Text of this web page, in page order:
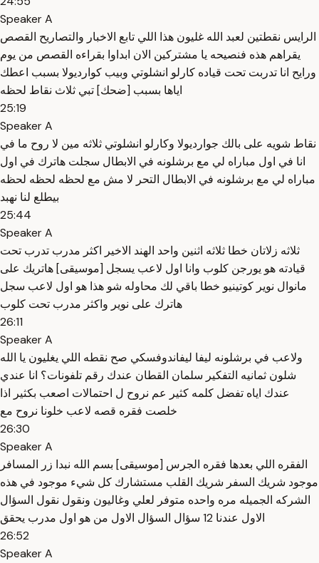
Speaker A
الرايس نقطتين لعبد الله غليون هذا اللي تابع الاخبار والتصاريح القصص
يقراهم هذه فنصيحه يا مشتركين الان ابداوا بقراءه القصص من يوم
ورايح انا تدربت تحت قياده كارلو انشلوتي وبيب كوارديولا بسبب اعطك
اياها بسبب [ضحك] تبي ثلاث نقاط لحظه
25:19
Speaker A
نقاط شويه على بالك جوارديولا وكارلو انشلوتي ثلاثه مين لا روح ما في
انا في اول مباراه لي مع برشلونه في الابطال سجلت هاترك في اول
مباراه لي مع برشلونه في الابطال التحر لا مش مع لحظه لحظه لحظه
بيطلع لنا نهبد
25:44
Speaker A
ثلاثه زلاتان خطا ثلاثه اثنين واحد الهند الاخير اكثر مدرب تدرب تحت
قيادته هو يورجن كلوب وانا اول لاعب يسجل [موسيقى] هاتريك على
مانوال نوير كوتينيو خطا باقي لك محاوله شو هذا هو اول لاعب سجل
هاترك على نوير واكثر مدرب تحت كلوب
26:11
Speaker A
ولاعب في برشلونه ليفا ليفاندوفسكي صح نقطه اللي يغليون يا الله
شلون ثمانيه التفكير سلمان القطان عندك رقم تلفونات؟ انا عندي
عندك اياه تفضل كلمه كثير عم نروح ل احتمالات اصعب بكثير اذا
خلصت فقره قصه لاعب خلونا نروح مع
26:30
Speaker A
الفقره اللي بعدها فقره الجرس [موسيقى] بسم الله نبدا زر المسافر
موجود شريك السفر شريك القلب مستشارك كل شيء موجود في هذه
الشركه الجميله مره واحده متوفر لعلي وغاليون ونقول نقول السؤال
الاول عندنا 12 سؤال السؤال الاول من هو اول مدرب يحقق
26:52
Speaker A